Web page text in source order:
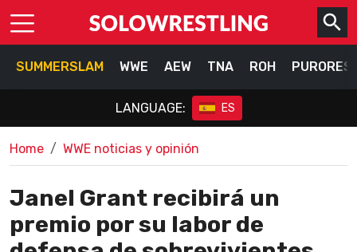
SUMMERSLAM WWE AEW TNA ROH
LANGUAGE: ES
Home WWE noticias y opinión
Janel Grant recibirá un
premio por su labor de